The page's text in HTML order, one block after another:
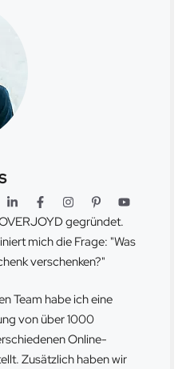
gegründet.
mich die Frage: "Was
verschenken?"
Team habe ich eine
von über 1000
Online-
Zusätzlich haben wir